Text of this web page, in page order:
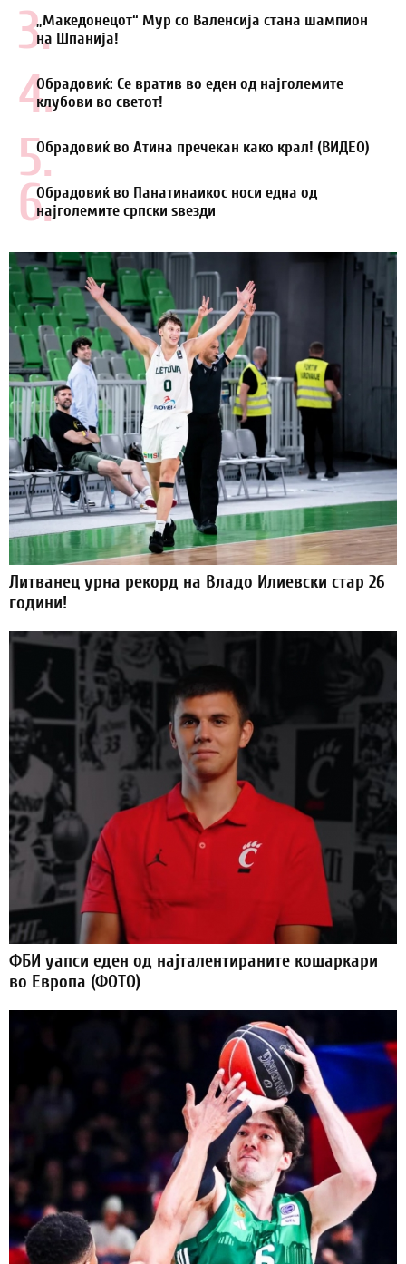
3.„Македонецот“ Мур со Валенсија стана шампион
на Шпанија!
4.Обрадовиќ: Се вратив во еден од најголемите
клубови во светот!
5.Обрадовиќ во Атина пречекан како крал! (ВИДЕО)
6.Обрадовиќ во Панатинаикос носи една од
најголемите српски ѕвезди
Литванец урна рекорд на Владо Илиевски стар 26
години!
ФБИ уапси еден од најталентираните кошаркари
во Европа (ФОТО)